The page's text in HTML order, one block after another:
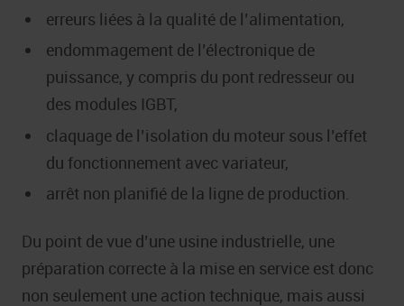
erreurs liées à la qualité de l’alimentation,
endommagement de l’électronique de
puissance, y compris du pont redresseur ou
des modules IGBT,
claquage de l’isolation du moteur sous l’effet
du fonctionnement avec variateur,
arrêt non planifié de la ligne de production.
Du point de vue d’une usine industrielle, une
préparation correcte à la mise en service est donc
non seulement une action technique, mais aussi